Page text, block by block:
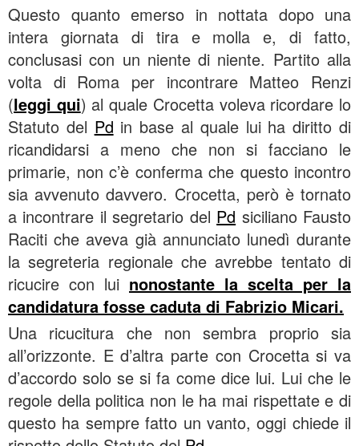
Questo quanto emerso in nottata dopo una
intera giornata di tira e molla e, di fatto,
conclusasi con un niente di niente. Partito alla
volta di Roma per incontrare Matteo Renzi
(leggi qui) al quale Crocetta voleva ricordare lo
Statuto del Pd in base al quale lui ha diritto di
ricandidarsi a meno che non si facciano le
primarie, non c’è conferma che questo incontro
sia avvenuto davvero. Crocetta, però è tornato
a incontrare il segretario del Pd siciliano Fausto
Raciti che aveva già annunciato lunedì durante
la segreteria regionale che avrebbe tentato di
ricucire con lui nonostante la scelta per la
candidatura fosse caduta di Fabrizio Micari.
Una ricucitura che non sembra proprio sia
all’orizzonte. E d’altra parte con Crocetta si va
d’accordo solo se si fa come dice lui. Lui che le
regole della politica non le ha mai rispettate e di
questo ha sempre fatto un vanto, oggi chiede il